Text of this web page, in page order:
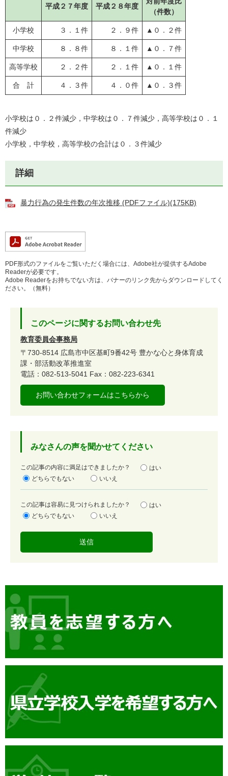
平成２７年度 平成２８年度
（件数）
小学校 ３．１件 ２．９件 ▲０．２件
中学校 ８．８件 ８．１件 ▲０．７件
高等学校 ２．２件 ２．１件 ▲０．１件
合 計 ４．３件 ４．０件 ▲０．３件
小学校は０．２件減少，中学校は０．７件減少，高等学校は０．１
件減少
小学校，中学校，高等学校の合計は０．３件減少
詳細
暴力行為の発生件数の年次推移 (PDFファイル)(175KB)
PDF形式のファイルをご覧いただく場合には、Adobe社が提供するAdobe
Readerが必要です。
Adobe Readerをお持ちでない方は、バナーのリンク先からダウンロードしてく
ださい。（無料）
このページに関するお問い合わせ先
教育委員会事務局
〒730-8514 広島市中区基町9番42号 豊かな心と身体育成
課・部活動改革推進室
電話：082-513-5041 Fax：082-223-6341
お問い合わせフォームはこちらから
みなさんの声を聞かせてください
満
足
この記事の内容に満足はできましたか？
はい
どちらでもない
いいえ
容
易
この記事は容易に見つけられましたか？
はい
どちらでもない
いいえ